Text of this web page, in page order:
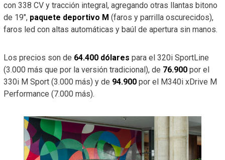
con 338 CV y tracción integral, agregando otras llantas bitono
de 19″, paquete deportivo M (faros y parrilla oscurecidos),
faros led con altas automáticas y baúl de apertura sin manos.
Los precios son de 64.400 dólares para el 320i SportLine
(3.000 más que por la versión tradicional), de 76.900por el
330i M Sport (3.000 más) y de 94.900por el M340i xDrive M
Performance (7.000 más).